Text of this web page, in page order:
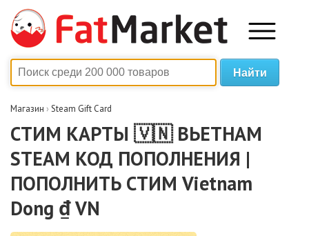
Магазин › Steam Gift Card
СТИМ КАРТЫ 🇻🇳 ВЬЕТНАМ
STEAM КОД ПОПОЛНЕНИЯ |
ПОПОЛНИТЬ СТИМ Vietnam
Dong ₫ VN